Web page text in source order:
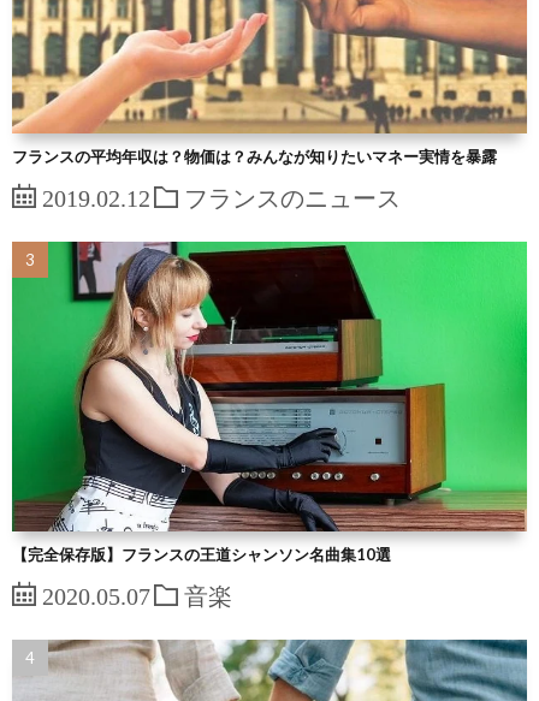
フランスの平均年収は？物価は？みんなが知りたいマネー実情を暴露
2019.02.12 フランスのニュース
【完全保存版】フランスの王道シャンソン名曲集10選
2020.05.07 音楽